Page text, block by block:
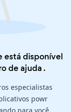
está disponível
de ajuda .
especialistas
powr